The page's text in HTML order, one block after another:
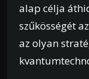
alap célja
szűkösségét
az olyan